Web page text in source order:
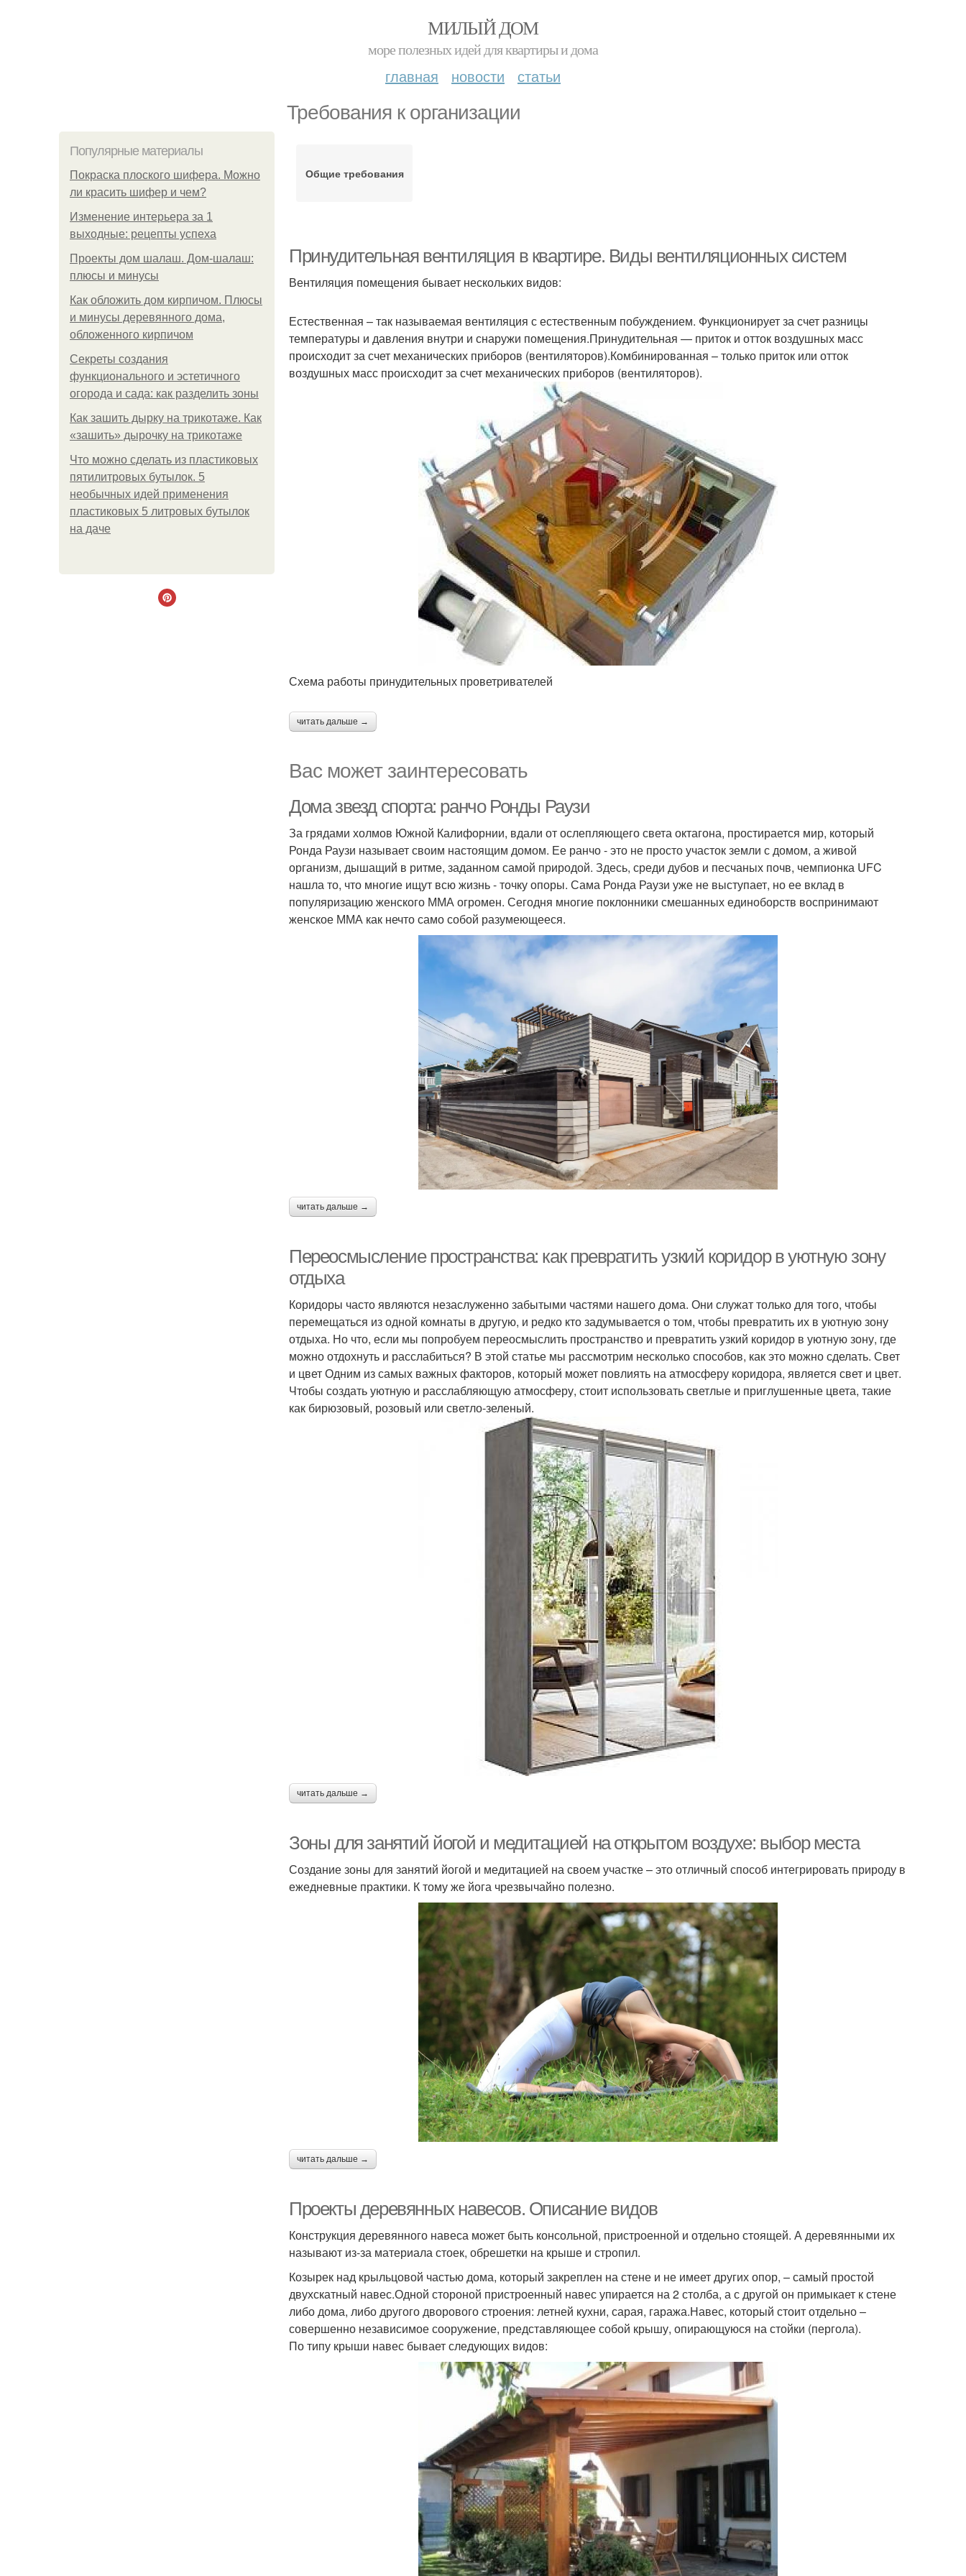
МИЛЫЙ ДОМ
море полезных идей для квартиры и дома
главная новости статьи
Требования к организации
Популярные материалы
Покраска плоского шифера. Можно
ли красить шифер и чем?
Изменение интерьера за 1
выходные: рецепты успеха
Проекты дом шалаш. Дом-шалаш:
плюсы и минусы
Как обложить дом кирпичом. Плюсы
и минусы деревянного дома,
обложенного кирпичом
Секреты создания
функционального и эстетичного
огорода и сада: как разделить зоны
Как зашить дырку на трикотаже. Как
«зашить» дырочку на трикотаже
Что можно сделать из пластиковых
пятилитровых бутылок. 5
необычных идей применения
пластиковых 5 литровых бутылок
на даче
Общие требования
Принудительная вентиляция в квартире. Виды вентиляционных систем
Вентиляция помещения бывает нескольких видов:
Естественная – так называемая вентиляция с естественным побуждением. Функционирует за счет разницы
температуры и давления внутри и снаружи помещения.Принудительная — приток и отток воздушных масс
происходит за счет механических приборов (вентиляторов).Комбинированная – только приток или отток
воздушных масс происходит за счет механических приборов (вентиляторов).
Схема работы принудительных проветривателей
читать дальше →
Вас может заинтересовать
Дома звезд спорта: ранчо Ронды Раузи
За грядами холмов Южной Калифорнии, вдали от ослепляющего света октагона, простирается мир, который
Ронда Раузи называет своим настоящим домом. Ее ранчо - это не просто участок земли с домом, а живой
организм, дышащий в ритме, заданном самой природой. Здесь, среди дубов и песчаных почв, чемпионка UFC
нашла то, что многие ищут всю жизнь - точку опоры. Сама Ронда Раузи уже не выступает, но ее вклад в
популяризацию женского ММА огромен. Сегодня многие поклонники смешанных единоборств воспринимают
женское ММА как нечто само собой разумеющееся.
читать дальше →
Переосмысление пространства: как превратить узкий коридор в уютную зону
отдыха
Коридоры часто являются незаслуженно забытыми частями нашего дома. Они служат только для того, чтобы
перемещаться из одной комнаты в другую, и редко кто задумывается о том, чтобы превратить их в уютную зону
отдыха. Но что, если мы попробуем переосмыслить пространство и превратить узкий коридор в уютную зону, где
можно отдохнуть и расслабиться? В этой статье мы рассмотрим несколько способов, как это можно сделать. Свет
и цвет Одним из самых важных факторов, который может повлиять на атмосферу коридора, является свет и цвет.
Чтобы создать уютную и расслабляющую атмосферу, стоит использовать светлые и приглушенные цвета, такие
как бирюзовый, розовый или светло-зеленый.
читать дальше →
Зоны для занятий йогой и медитацией на открытом воздухе: выбор места
Создание зоны для занятий йогой и медитацией на своем участке – это отличный способ интегрировать природу в
ежедневные практики. К тому же йога чрезвычайно полезно.
читать дальше →
Проекты деревянных навесов. Описание видов
Конструкция деревянного навеса может быть консольной, пристроенной и отдельно стоящей. А деревянными их
называют из-за материала стоек, обрешетки на крыше и стропил.
Козырек над крыльцовой частью дома, который закреплен на стене и не имеет других опор, – самый простой
двухскатный навес.Одной стороной пристроенный навес упирается на 2 столба, а с другой он примыкает к стене
либо дома, либо другого дворового строения: летней кухни, сарая, гаража.Навес, который стоит отдельно –
совершенно независимое сооружение, представляющее собой крышу, опирающуюся на стойки (пергола).
По типу крыши навес бывает следующих видов: